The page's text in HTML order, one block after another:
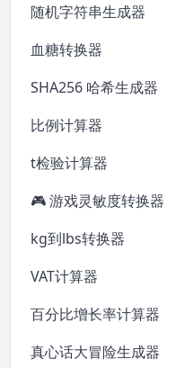
随机字符串生成器
血糖转换器
SHA256 哈希生成器
比例计算器
t检验计算器
🎮 游戏灵敏度转换器
kg到lbs转换器
VAT计算器
百分比增长率计算器
真心话大冒险生成器